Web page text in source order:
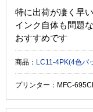
DCP-J515N
DCP-535CN
DCP-595CN
DCP-J715N
特に出荷が凄く早い
インク自体も問題
おすすめです
商品： LC11-4PK(4色パ
プリンター：MFC-